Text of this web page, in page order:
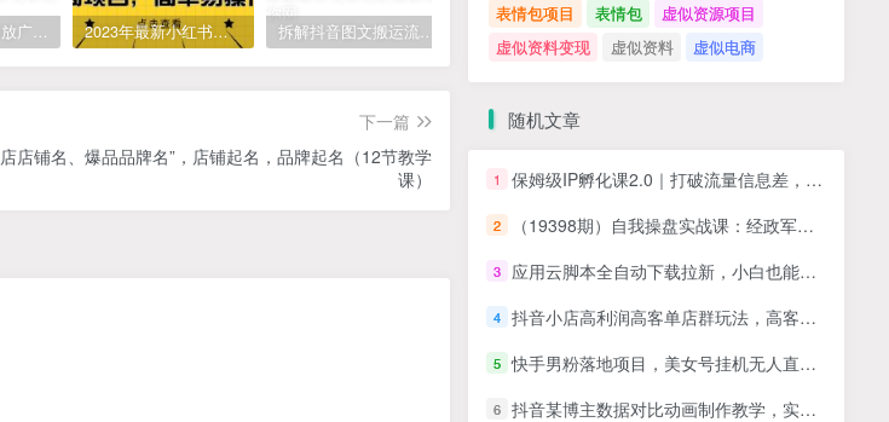
闹钟托管自动播放广告，单机5-10，无需人工操作 2023年最新小红书成人电商项目，简单易操作【详细教程】 拆解抖音图文搬运流量掘金，可日入小几百 快手星火计划项目玩法，零门槛，单视频收益5000+，保姆级教程
下一篇
店铺名、爆品品牌名”，店铺起名，品牌起名（12节教学
课）
表情包项目
表情包
虚似资源项目
虚似资料变现
虚似资料 虚似电商
随机文章
1 保姆级IP孵化课2.0｜打破流量信息差，从定位到拍剪全流程落地，小白也能起号
2 （19398期）自我操盘实战课：经政军哲四维思维｜人生周期战略势能｜教父家族案例打造个人成长完整操作系统
3 应用云脚本全自动下载拉新，小白也能轻松日入1000+
4 抖音小店高利润高客单店群玩法，高客单+精细化运营，抖店从搭建到运营的全流程
5 快手男粉落地项目，美女号挂机无人直播，强开磁力聚星小铃铛，日入3000+【附教程和美女素材】
6 抖音某博主数据对比动画制作教学，实操完整案例+模板，快速起号涨粉